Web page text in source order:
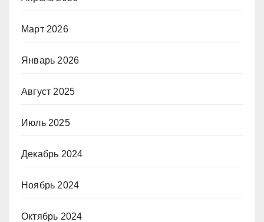
Март 2026
Январь 2026
Август 2025
Июль 2025
Декабрь 2024
Ноябрь 2024
Октябрь 2024